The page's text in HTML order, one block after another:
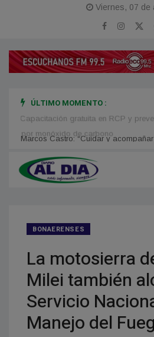
Viernes, 07 de
ÚLTIMO MOMENTO :
es garantizar un derecho”
Capacitación gratuita en RCP y
por monóxido de carbono
BONAERENSES
La motosierra
Milei también
Servicio
Manejo del